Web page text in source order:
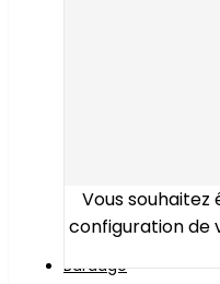
Vous souhaitez
configuration de
Bardage